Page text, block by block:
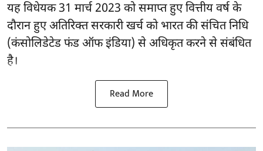
यह विधेयक 31 मार्च 2023 को समाप्त हुए वित्तीय वर्ष के
दौरान हुए अतिरिक्त सरकारी खर्च को भारत की संचित निधि
(कंसोलिडेटेड फंड ऑफ इंडिया) से अधिकृत करने से संबंधित
है।
Read More